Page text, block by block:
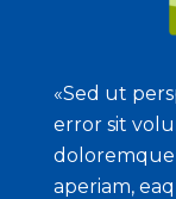
«Sed ut
error sit
aperiam,